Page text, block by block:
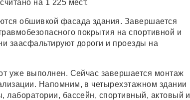
на 1 225 мест.
обшивкой фасада здания. Завершается
покрытия на спортивной и
заасфальтируют дороги и проезды на
уже выполнен. Сейчас завершается монтаж
Напомним, в четырехэтажном здании
лаборатории, бассейн, спортивный, актовый и